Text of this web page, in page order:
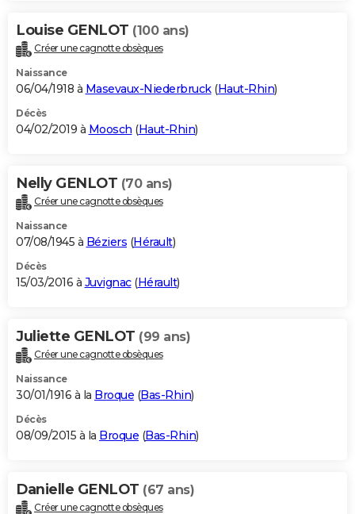
Louise GENLOT (100 ans)
Créer une cagnotte obsèques
Naissance
06/04/1918 à Masevaux-Niederbruck(Haut-Rhin)
Décès
04/02/2019 à Moosch (Haut-Rhin)
Nelly GENLOT (70 ans)
Créer une cagnotte obsèques
Naissance
07/08/1945 à Béziers (Hérault)
Décès
15/03/2016 à Juvignac(Hérault)
Juliette GENLOT (99 ans)
Créer une cagnotte obsèques
Naissance
30/01/1916 à la Broque (Bas-Rhin)
Décès
08/09/2015 à la Broque (Bas-Rhin)
Danielle GENLOT (67 ans)
Créer une cagnotte obsèques